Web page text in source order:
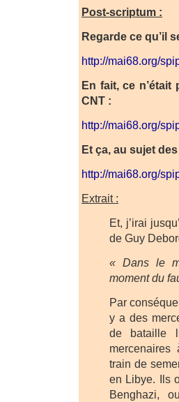
Post-scriptum :
Regarde ce qu’il
http://mai68.org/
En fait, ce
CNT :
http://mai68.org/
Et ça, au sujet
http://mai68.org/
Extrait :
Et, j’irai
de Guy
« Dans le
moment du
Par
y a des
de bataille
train de
en Libye. Ils
Benghazi,